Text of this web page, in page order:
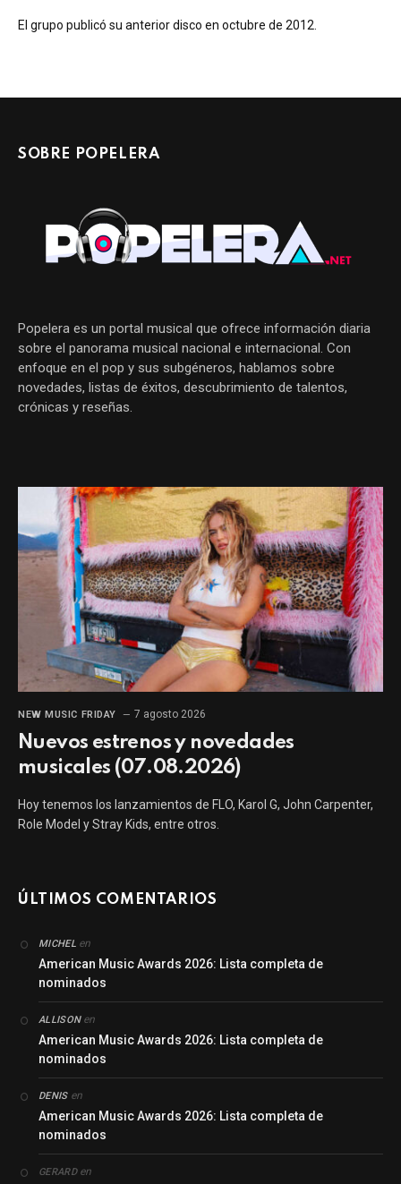
El grupo publicó su anterior disco en octubre de 2012.
SOBRE POPELERA
Popelera es un portal musical que ofrece información diaria
sobre el panorama musical nacional e internacional. Con
enfoque en el pop y sus subgéneros, hablamos sobre
novedades, listas de éxitos, descubrimiento de talentos,
crónicas y reseñas.
NEW MUSIC FRIDAY 7 agosto 2026
Nuevos estrenos y novedades
musicales (07.08.2026)
Hoy tenemos los lanzamientos de FLO, Karol G, John Carpenter,
Role Model y Stray Kids, entre otros.
ÚLTIMOS COMENTARIOS
MICHELen
American Music Awards 2026: Lista completa de
nominados
ALLISONen
American Music Awards 2026: Lista completa de
nominados
DENISen
American Music Awards 2026: Lista completa de
nominados
GERARDen